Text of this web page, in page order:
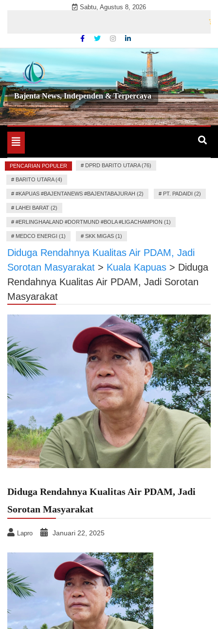
Sabtu, Agustus 8, 2026
Bajenta News, Independen & Terpercaya
Toggle
navigation
PENCARIAN POPULER # DPRD BARITO UTARA (76)
# BARITO UTARA (4)
# #KAPUAS #BAJENTANEWS #BAJENTABAJURAH (2) # PT. PADAIDI (2)
# LAHEI BARAT (2)
# #ERLINGHAALAND #DORTMUND #BOLA #LIGACHAMPION (1)
# MEDCO ENERGI (1) # SKK MIGAS (1)
Diduga Rendahnya Kualitas Air PDAM, Jadi
Sorotan Masyarakat > Kuala Kapuas > Diduga
Rendahnya Kualitas Air PDAM, Jadi Sorotan
Masyarakat
Diduga Rendahnya Kualitas Air PDAM, Jadi
Sorotan Masyarakat
Lapro Januari 22, 2025